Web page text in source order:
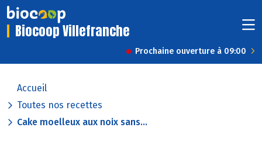
Biocoop Villefranche
Prochaine ouverture à 09:00
Accueil
Toutes nos recettes
Cake moelleux aux noix sans...